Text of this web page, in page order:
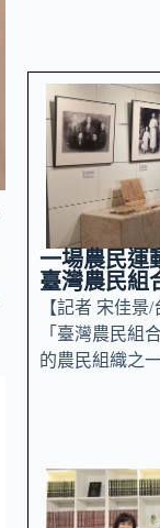
一場農民運
臺灣農民組
【記者 宋佳景
「臺灣農民組
的農民組織之